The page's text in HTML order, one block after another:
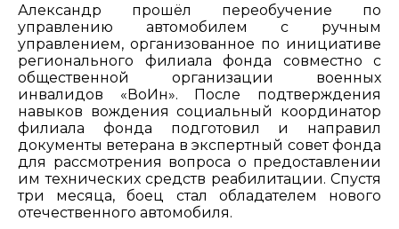
Александр прошёл переобучение по
управлению автомобилем с ручным
управлением, организованное по инициативе
регионального филиала фонда совместно с
общественной организации военных
инвалидов «ВоИн». После подтверждения
навыков вождения социальный координатор
филиала фонда подготовил и направил
документы ветерана в экспертный совет фонда
для рассмотрения вопроса о предоставлении
им технических средств реабилитации. Спустя
три месяца, боец стал обладателем нового
отечественного автомобиля.